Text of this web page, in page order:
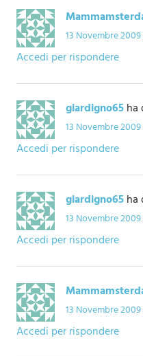
13 Novembre
Accedi per rispondere
giardigno65ha
13 Novembre
Accedi per rispondere
giardigno65ha
13 Novembre
Accedi per rispondere
13 Novembre 2009
Accedi per rispondere